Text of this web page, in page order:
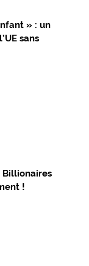
» : un
sans
Billionaires
!